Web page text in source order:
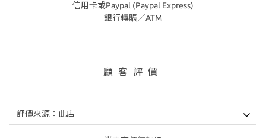
信用卡或Paypal (Paypal Express)
銀行轉賬／ATM
顧客評價